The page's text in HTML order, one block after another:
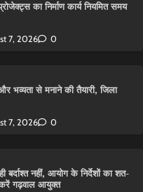
का निर्माण कार्य नियमित समय
7, 2026 0
भव्यता से मनाने की तैयारी, जिला
7, 2026 0
बर्दाश्त नहीं, आयोग के निर्देशों का शत-
करें गढ़वाल आयुक्त